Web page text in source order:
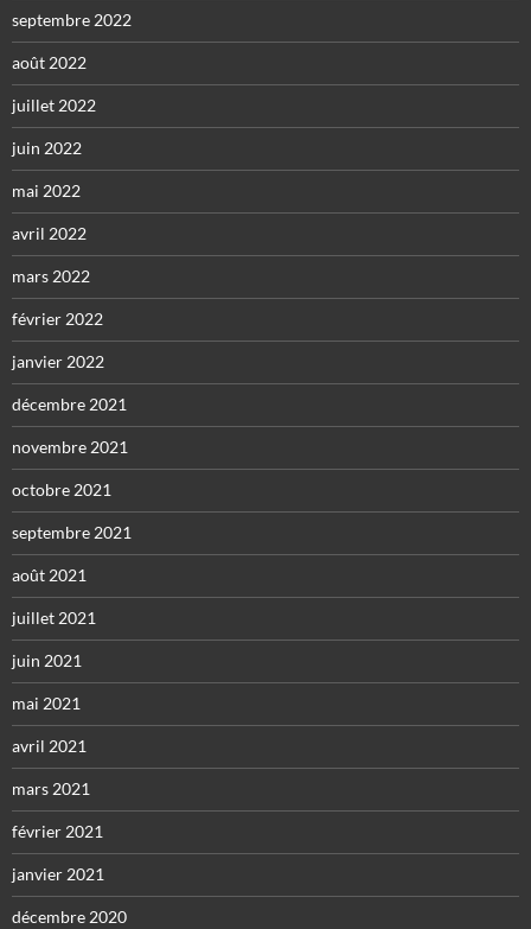
septembre 2022
août 2022
juillet 2022
juin 2022
mai 2022
avril 2022
mars 2022
février 2022
janvier 2022
décembre 2021
novembre 2021
octobre 2021
septembre 2021
août 2021
juillet 2021
juin 2021
mai 2021
avril 2021
mars 2021
février 2021
janvier 2021
décembre 2020